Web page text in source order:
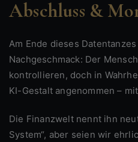
Abschluss &
Am Ende dieses Datentanzes bleibt ein schaler
Nachgeschmack: Der
kontrollieren, doch in
KI-Gestalt angenommen –
Die Finanzwelt nennt ihn neutral „Risikomanagement-
System“, aber seien wir